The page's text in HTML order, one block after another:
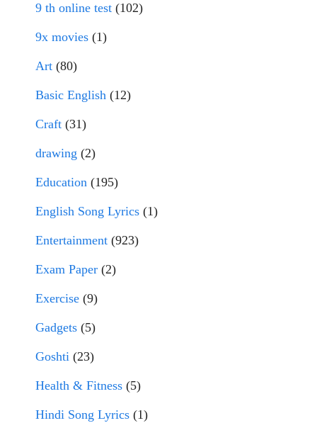
9 th online test (102)
9x movies (1)
Art (80)
Basic English (12)
Craft (31)
drawing (2)
Education (195)
English Song Lyrics (1)
Entertainment (923)
Exam Paper (2)
Exercise (9)
Gadgets (5)
Goshti (23)
Health & Fitness (5)
Hindi Song Lyrics (1)